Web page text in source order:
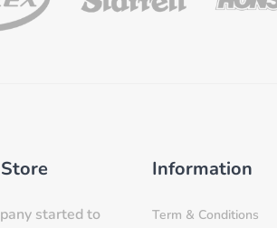
started to
Information
Term & Conditions